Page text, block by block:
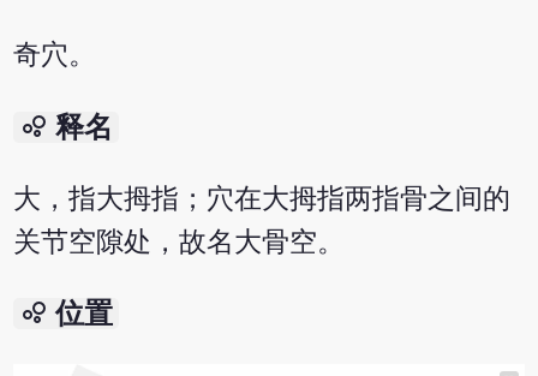
奇穴。
bubble_chart 释名
大，指大拇指；穴在大拇指两指骨之间的
关节空隙处，故名大骨空。
bubble_chart 位置